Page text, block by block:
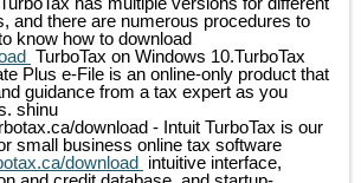
and there are numerous procedures to
know how to download
TurboTax on Windows 10.TurboTax
Plus e-File is an online-only product that
guidance from a tax expert as you
shinu
download - Intuit TurboTax is our
small business online tax software
download intuitive interface,